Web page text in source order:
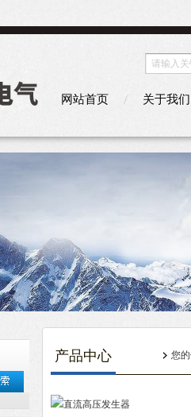
网站首页 关于我们
产品中心 您